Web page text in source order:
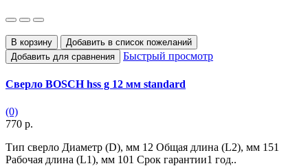
В корзину
Добавить в список пожеланий
Добавить для сравнения
Быстрый просмотр
Сверло BOSCH hss g 12 мм standard
(0)
770 р.
Тип сверло Диаметр (D), мм 12 Общая длина (L2), мм 151
Рабочая длина (L1), мм 101 Срок гарантии1 год..